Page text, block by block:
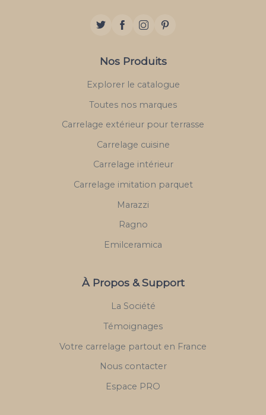
Nos Produits
Explorer le catalogue
Toutes nos marques
Carrelage extérieur pour terrasse
Carrelage cuisine
Carrelage intérieur
Carrelage imitation parquet
Marazzi
Ragno
Emilceramica
À Propos & Support
La Société
Témoignages
Votre carrelage partout en France
Nous contacter
Espace PRO